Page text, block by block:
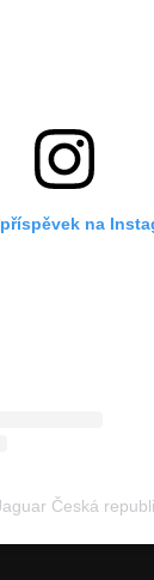
na
Česká